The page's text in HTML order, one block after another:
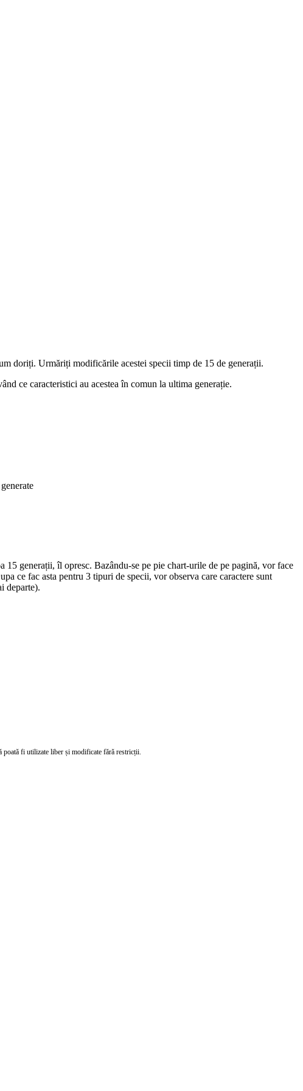
doriți. Urmăriți modificările acestei specii timp de 15 de generații.
ce caracteristici au acestea în comun la ultima generație.
generații, îl opresc. Bazându-se pe pie chart-urile de pe pagină, vor face
ce fac asta pentru 3 tipuri de specii, vor observa care caractere sunt
departe).
fi utilizate liber și modificate fără restricții.